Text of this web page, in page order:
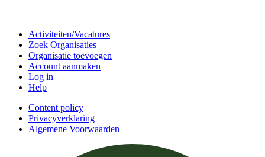
Activiteiten/Vacatures
Zoek Organisaties
Organisatie toevoegen
Account aanmaken
Log in
Help
Content policy
Privacyverklaring
Algemene Voorwaarden